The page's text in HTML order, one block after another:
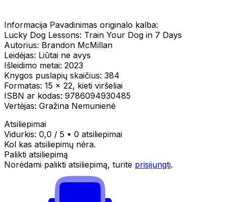
Informacija Pavadinimas originalo kalba:
Lucky Dog Lessons: Train Your Dog in 7 Days
Autorius: Brandon McMillan
Leidėjas: Liūtai ne avys
Išleidimo metai: 2023
Knygos puslapių skaičius: 384
Formatas: 15 x 22, kieti viršeliai
ISBN ar kodas: 9786094930485
Vertėjas: Gražina Nemunienė
Atsiliepimai
Vidurkis: 0,0 / 5 • 0 atsiliepimai
Kol kas atsiliepimų nėra.
Palikti atsiliepimą
Norėdami palikti atsiliepimą, turite prisijungti.